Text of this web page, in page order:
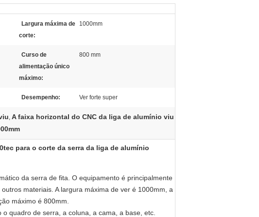
Largura máxima de
corte:
1000mm
Curso de
alimentação único
máximo:
800 mm
Desempenho: Ver forte super
, A faixa horizontal do CNC da liga de alumínio viu
para o corte da serra da liga de alumínio
da serra de fita. O equipamento é principalmente
materiais. A largura máxima de ver é 1000mm, a
máximo é 800mm.
quadro de serra, a coluna, a cama, a base, etc.